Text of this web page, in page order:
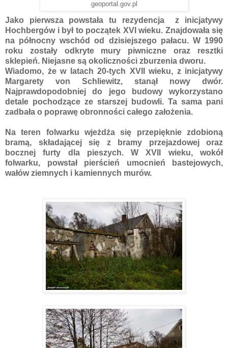
geoportal.gov.pl
Jako pierwsza powstała tu rezydencja z inicjatywy
Hochbergów i był to początek XVI wieku. Znajdowała się
na północny wschód od dzisiejszego pałacu. W 1990
roku zostały odkryte mury piwniczne oraz resztki
sklepień. Niejasne są okoliczności zburzenia dworu.
Wiadomo, że w latach 20-tych XVII wieku, z inicjatywy
Margarety von Schliewitz, stanął nowy dwór.
Najprawdopodobniej do jego budowy wykorzystano
detale pochodzące ze starszej budowli. Ta sama pani
zadbała o poprawę obronności całego założenia.
Na teren folwarku wjeżdża się przepięknie zdobioną
bramą, składającej się z bramy przejazdowej oraz
bocznej furty dla pieszych. W XVII wieku, wokół
folwarku, powstał pierścień umocnień bastejowych,
wałów ziemnych i kamiennych murów.